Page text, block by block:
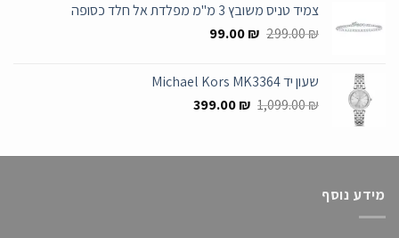
1,349.00 ₪.
699.00 ₪.
צמיד טניס משובץ 3 מ"מ מפלדת אל חלד כסופה
299.00₪
המחיר
299.00 ₪.
99.00₪
המחיר
99.00 ₪.
שעון יד Michael Kors MK3364
1,099.00₪
המחיר
1,099.00 ₪.
399.00₪
המחיר
399.00 ₪.
מידע נוסף